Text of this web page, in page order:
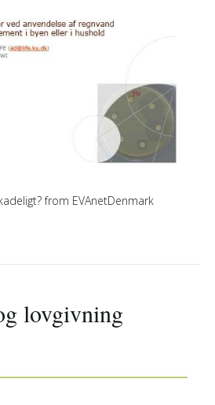
from EVAnetDenmark
lovgivning